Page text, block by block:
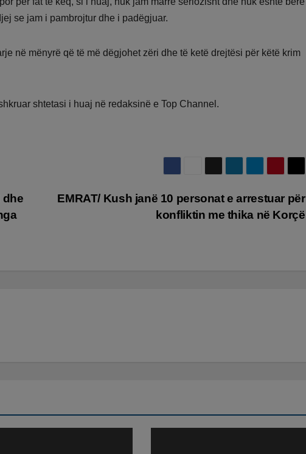
se jam i pambrojtur dhe i padëgjuar.
në mënyrë që të më dëgjohet zëri dhe të ketë drejtësi për këtë krim
shtetasi i huaj në redaksinë e Top Channel.
EMRAT/ Kush janë 10 personat e arrestuar për
konfliktin me thika në Korçë
dhe